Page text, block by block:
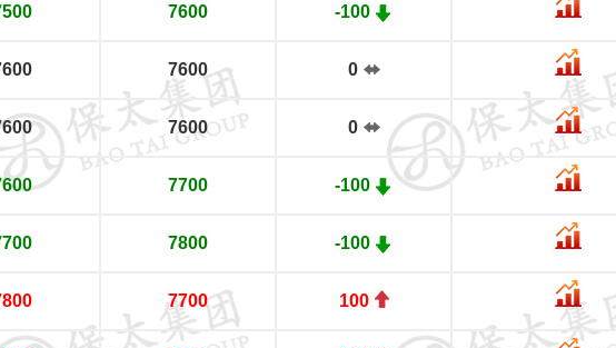
7600 -100
7600 0
7600 0
7700 -100
7800 -100
7700 100